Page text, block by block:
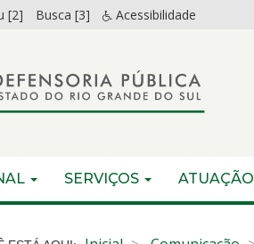
[2] Busca [3] Acessibilidade
SERVIÇOS ATUAÇÃO